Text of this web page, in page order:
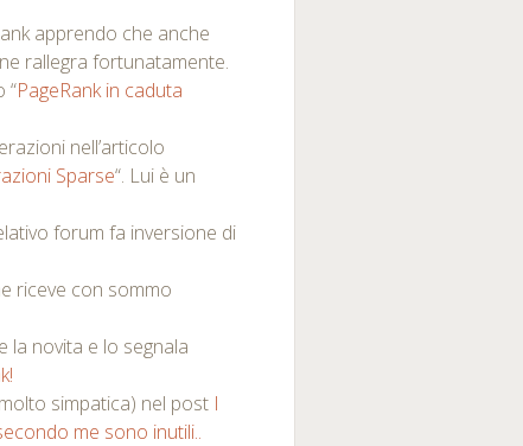
apprendo che anche
rallegra fortunatamente.
“PageRank in caduta
nell’articolo
Sparse“. Lui è un
forum fa inversione di
riceve con sommo
la novita e lo segnala
simpatica) nel post I
me sono inutili..